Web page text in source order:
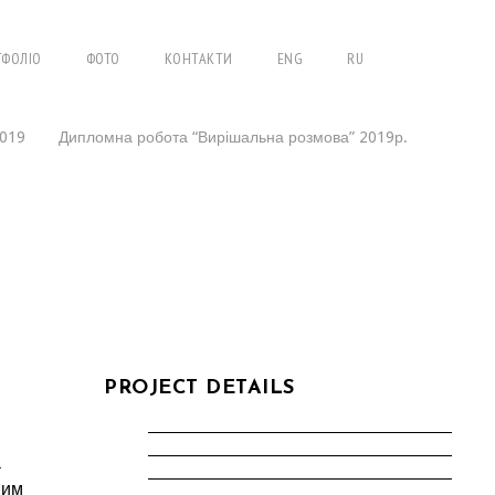
ФОТО КОНТАКТИ ENG RU
Дипломна робота “Вирішальна розмова” 2019р.
PROJECT DETAILS